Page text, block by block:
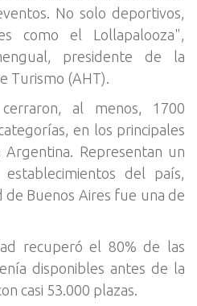
No solo deportivos,
como el Lollapalooza",
presidente de la
Turismo (AHT).
al menos, 1700
en los principales
Representan un
del país,
de Buenos Aires fue una de
recuperó el 80% de las
disponibles antes de la
casi 53.000 plazas.